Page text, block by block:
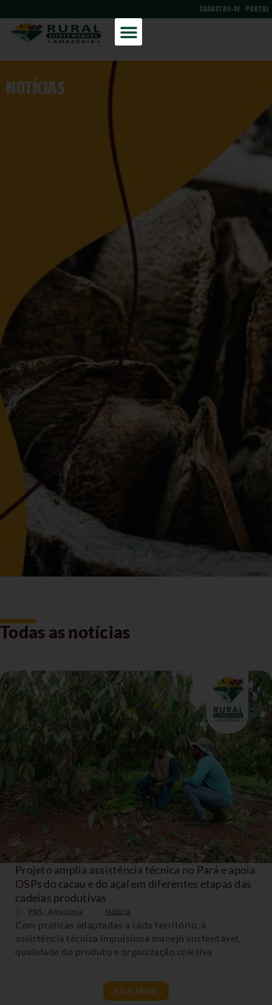
PORTAL
CADASTRE-SE
NOtícias
Todas as notícias
Projeto amplia assistência técnica no Pará e apoia
OSPs do cacau e do açaí em diferentes etapas das
cadeias produtivas
PRS - Amazônia Noticia
Com práticas adaptadas a cada território, a
assistência técnica impulsiona manejo sustentável,
qualidade do produto e organização coletiva
LEIA MAIS